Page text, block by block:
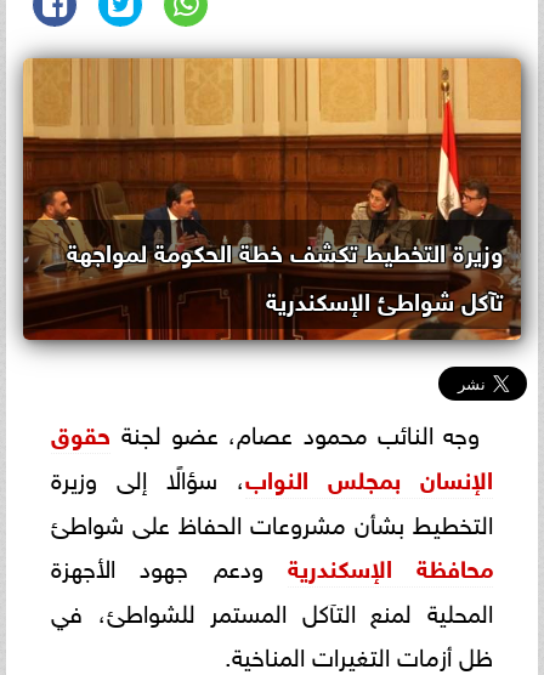
وزيرة التخطيط تكشف خطة الحكومة لمواجهة
تآكل شواطئ الإسكندرية
وجه النائب محمود عصام، عضو لجنة حقوق
الإنسان بمجلس النواب، سؤالًا إلى وزيرة
التخطيط بشأن مشروعات الحفاظ على شواطئ
محافظة الإسكندرية ودعم جهود الأجهزة
المحلية لمنع التآكل المستمر للشواطئ، في
ظل أزمات التغيرات المناخية.